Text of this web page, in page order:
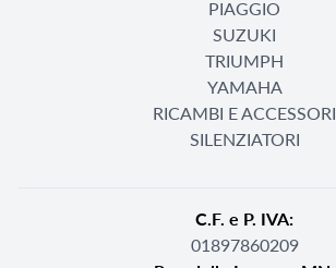
PIAGGIO
SUZUKI
TRIUMPH
YAMAHA
RICAMBI E ACCESSORI
SILENZIATORI
C.F. e P. IVA:
01897860209